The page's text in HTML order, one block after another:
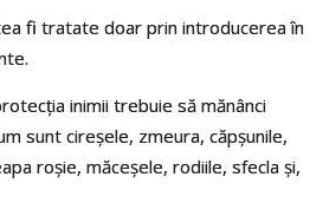
fi tratate doar prin introducerea în
inimii trebuie să mănânci
sunt cireșele, zmeura, căpșunile,
roșie, măceșele, rodiile, sfecla și,